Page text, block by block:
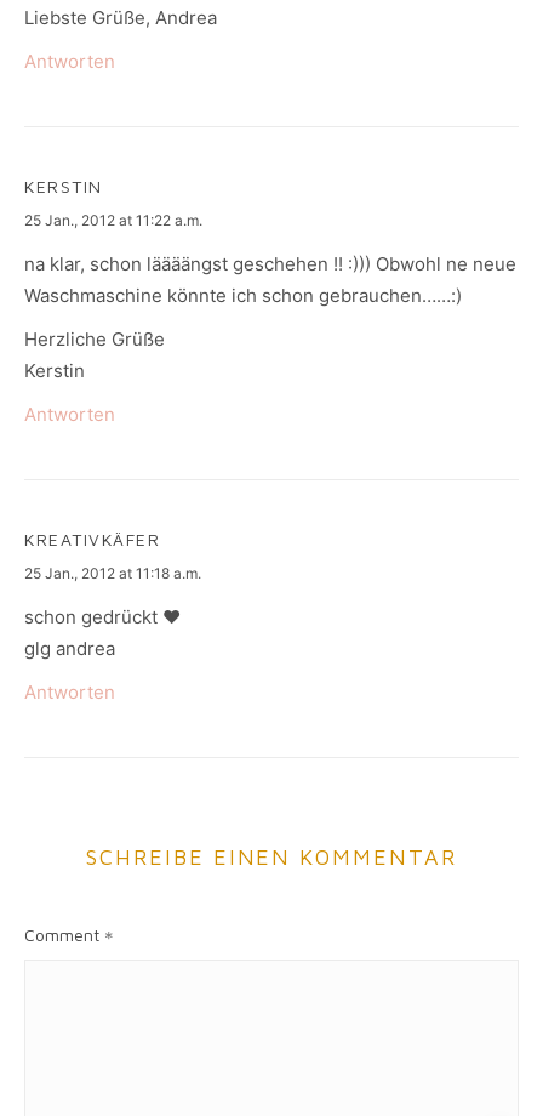
Liebste Grüße, Andrea
Antworten
KERSTIN
says:
25 Jan., 2012 at 11:22 a.m.
na klar, schon läääängst geschehen !! :))) Obwohl ne neue
Waschmaschine könnte ich schon gebrauchen……:)
Herzliche Grüße
Kerstin
Antworten
KREATIVKÄFER
says:
25 Jan., 2012 at 11:18 a.m.
schon gedrückt ♥
glg andrea
Antworten
SCHREIBE EINEN KOMMENTAR
Comment *